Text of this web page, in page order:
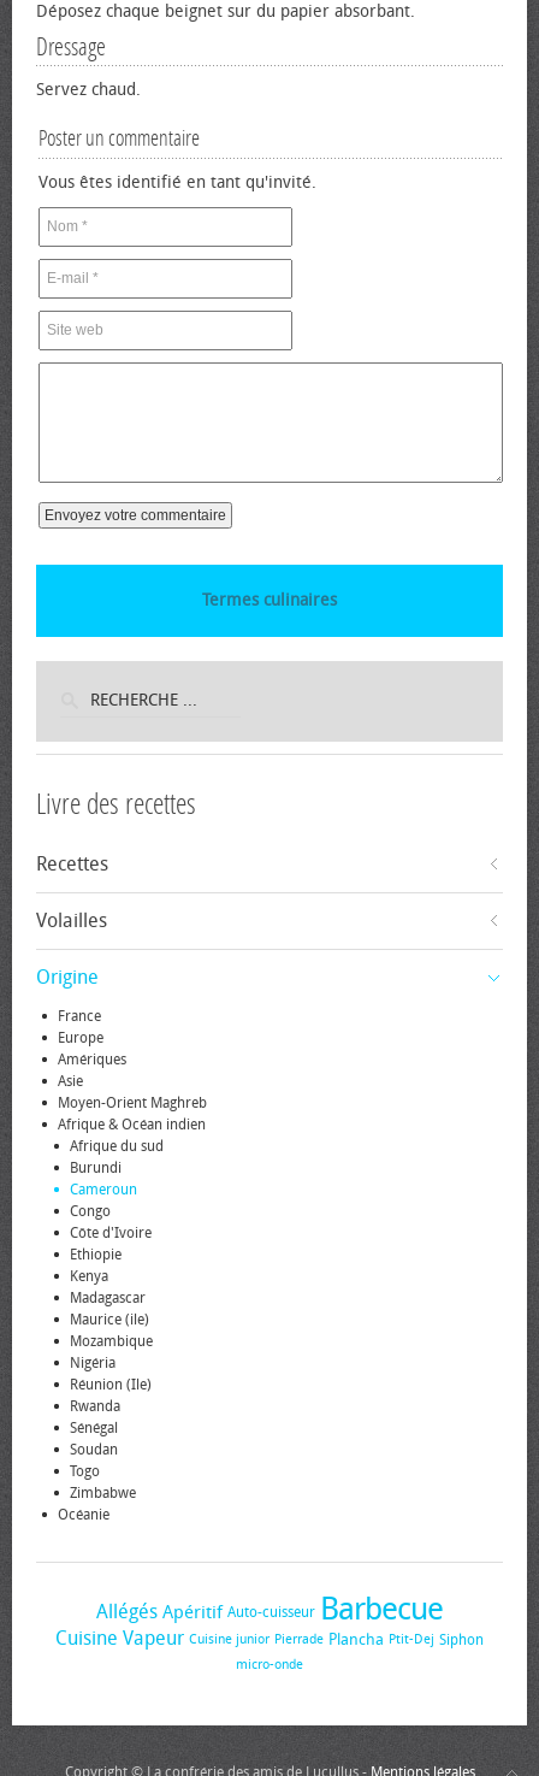
Déposez chaque beignet sur du papier absorbant.
Dressage
Servez chaud.
Poster un commentaire
Vous êtes identifié en tant qu'invité.
Termes culinaires
Livre des recettes
Recettes
Volailles
Origine
France
Europe
Amériques
Asie
Moyen-Orient Maghreb
Afrique & Océan indien
Afrique du sud
Burundi
Cameroun
Congo
Côte d'Ivoire
Ethiopie
Kenya
Madagascar
Maurice (ile)
Mozambique
Nigéria
Réunion (Ile)
Rwanda
Sénégal
Soudan
Togo
Zimbabwe
Océanie
Allégés Apéritif Auto-cuisseur Barbecue
Cuisine Vapeur Cuisine junior Pierrade Plancha Ptit-Dej Siphon
micro-onde
Copyright © La confrérie des amis de Lucullus - Mentions légales